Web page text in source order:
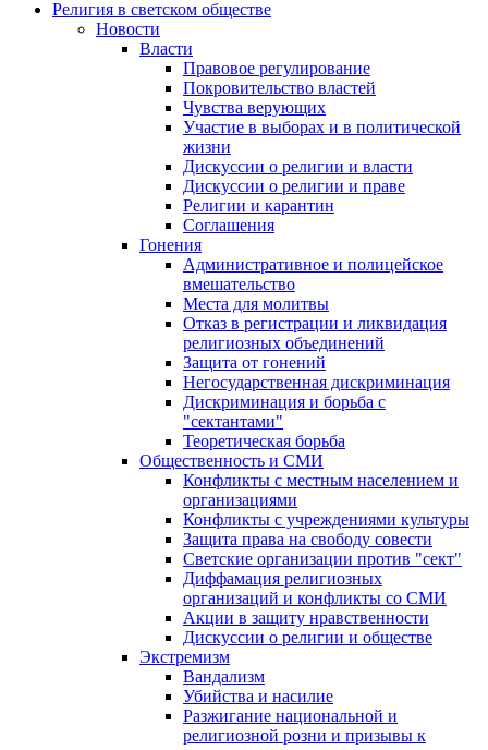
Религия в светском обществе
Новости
Власти
Правовое регулирование
Покровительство властей
Чувства верующих
Участие в выборах и в политической
жизни
Дискуссии о религии и власти
Дискуссии о религии и праве
Религии и карантин
Соглашения
Гонения
Административное и полицейское
вмешательство
Места для молитвы
Отказ в регистрации и ликвидация
религиозных объединений
Защита от гонений
Негосударственная дискриминация
Дискриминация и борьба с
"сектантами"
Теоретическая борьба
Общественность и СМИ
Конфликты с местным населением и
организациями
Конфликты с учреждениями культуры
Защита права на свободу совести
Светские организации против "сект"
Диффамация религиозных
организаций и конфликты со СМИ
Акции в защиту нравственности
Дискуссии о религии и обществе
Экстремизм
Вандализм
Убийства и насилие
Разжигание национальной и
религиозной розни и призывы к